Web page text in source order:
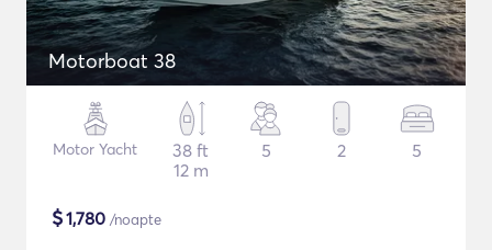
Motorboat 38
Motor Yacht
38 ft
12 m
5 2 5
$1,780 /noapte